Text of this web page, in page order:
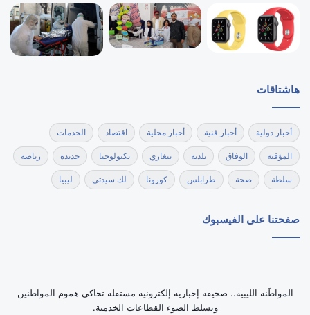
هاشتاقات
أخبار دولية أخبار فنية أخبار محلية اقتصاد الخدمات
المؤقتة الوفاق بلدية بنغازي تكنولوجيا جديدة رياضة
سلطة صحة طرابلس كورونا لك سيدتي ليبيا
صفحتنا على الفيسبوك
‏المواطَنة الليبية.. صحيفة إخبارية إلكترونية مستقلة تحاكي هموم المواطنين
وتسلط الضوء القطاعات الخدمية.